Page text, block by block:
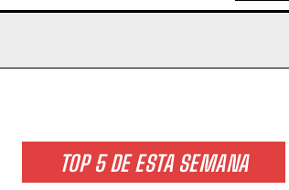
TOP 5 DE ESTA SEMANA